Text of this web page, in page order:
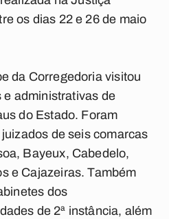
os dias 22 e 26 de maio
da Corregedoria visitou
administrativas de
do Estado. Foram
de seis comarcas
Bayeux, Cabedelo,
e Cajazeiras. Também
dos
de 2ª instância, além